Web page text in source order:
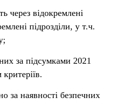
через відокремлені
підрозділи, у т.ч.
за підсумками 2021
за наявності безпечних